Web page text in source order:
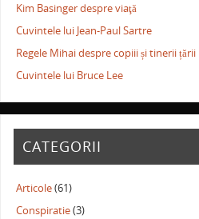
Kim Basinger despre viaţă
Cuvintele lui Jean-Paul Sartre
Regele Mihai despre copiii și tinerii țării
Cuvintele lui Bruce Lee
CATEGORII
Articole(61)
Conspiratie(3)